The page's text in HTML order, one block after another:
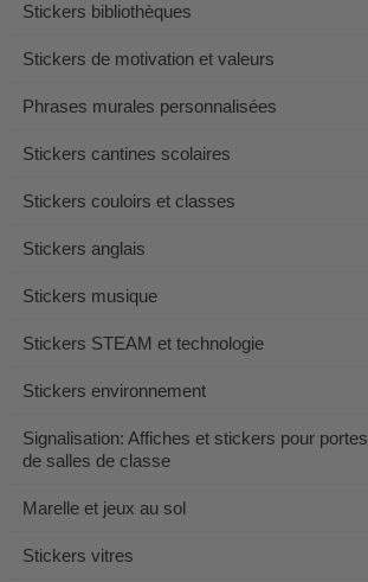
Stickers bibliothèques
Stickers de motivation et valeurs
Phrases murales personnalisées
Stickers cantines scolaires
Stickers couloirs et classes
Stickers anglais
Stickers musique
Stickers STEAM et technologie
Stickers environnement
Signalisation: Affiches et stickers pour portes
de salles de classe
Marelle et jeux au sol
Stickers vitres